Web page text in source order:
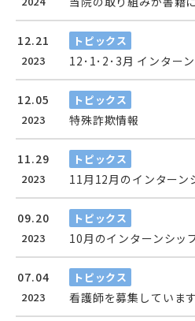
12.21
2023
トピックス
12･1･2･3月 インター
12.05
2023
トピックス
特殊詐欺情報
11.29
2023
トピックス
11月12月のインターン
09.20
2023
トピックス
10月のインターンシッ
07.04
2023
トピックス
看護師を募集していま